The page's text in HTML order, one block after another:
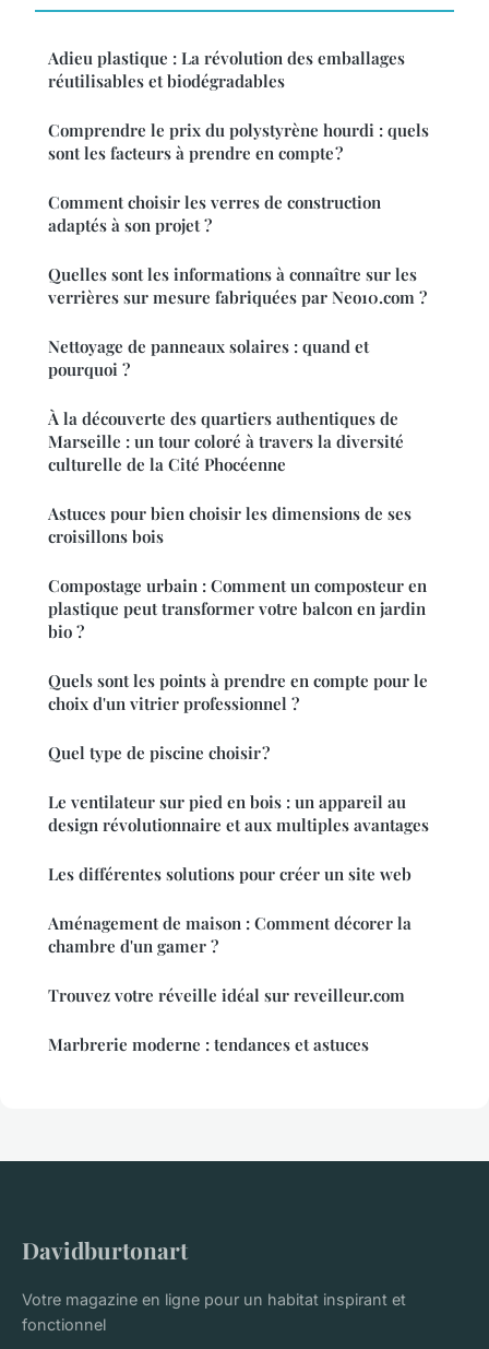
Adieu plastique : La révolution des emballages
réutilisables et biodégradables
Comprendre le prix du polystyrène hourdi : quels
sont les facteurs à prendre en compte ?
Comment choisir les verres de construction
adaptés à son projet ?
Quelles sont les informations à connaître sur les
verrières sur mesure fabriquées par Neo10.com ?
Nettoyage de panneaux solaires : quand et
pourquoi ?
À la découverte des quartiers authentiques de
Marseille : un tour coloré à travers la diversité
culturelle de la Cité Phocéenne
Astuces pour bien choisir les dimensions de ses
croisillons bois
Compostage urbain : Comment un composteur en
plastique peut transformer votre balcon en jardin
bio ?
Quels sont les points à prendre en compte pour le
choix d'un vitrier professionnel ?
Quel type de piscine choisir ?
Le ventilateur sur pied en bois : un appareil au
design révolutionnaire et aux multiples avantages
Les différentes solutions pour créer un site web
Aménagement de maison : Comment décorer la
chambre d'un gamer ?
Trouvez votre réveille idéal sur reveilleur.com
Marbrerie moderne : tendances et astuces
Davidburtonart
Votre magazine en ligne pour un habitat inspirant et
fonctionnel